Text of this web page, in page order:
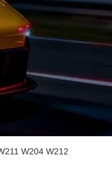
W204 W212